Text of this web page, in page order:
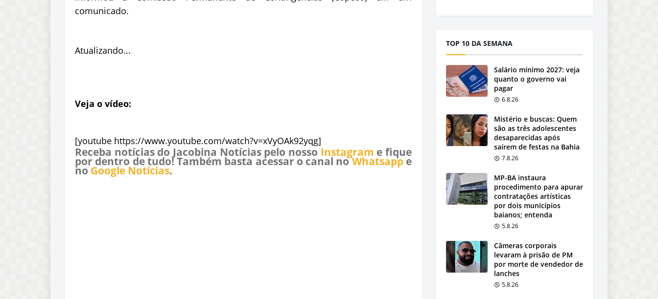
comunicado.
Atualizando...
Veja o vídeo:
[youtube https://www.youtube.com/watch?v=xVyOAk92yqg]
Receba notícias do Jacobina Notícias pelo nosso Instagram e fique
por dentro de tudo! Também basta acessar o canal noWhatsappe
no Google Notícias.
TOP 10 DA SEMANA
Salário mínimo 2027: veja
quanto o governo vai
pagar
6.8.26
Mistério e buscas: Quem
são as três adolescentes
desaparecidas após
saírem de festas na Bahia
7.8.26
MP-BA instaura
procedimento para apurar
contratações artísticas
por dois municípios
baianos; entenda
5.8.26
Câmeras corporais
levaram à prisão de PM
por morte de vendedor de
lanches
5.8.26